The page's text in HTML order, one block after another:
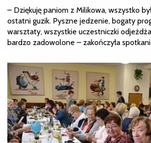
– Dziękuję paniom z Milikowa, wszystko
ostatni guzik. Pyszne jedzenie, bogaty
warsztaty, wszystkie uczestniczki
bardzo zadowolone – zakończyła